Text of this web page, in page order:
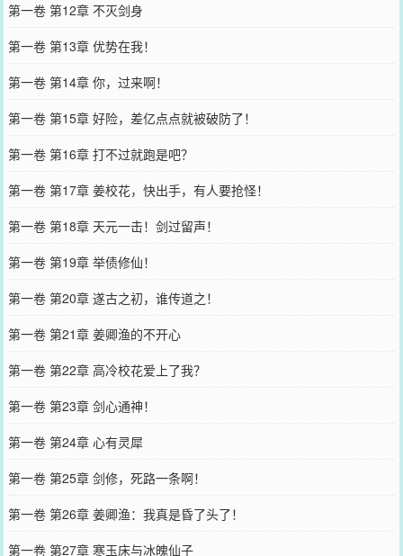
第一卷 第12章 不灭剑身
第一卷 第13章 优势在我！
第一卷 第14章 你，过来啊！
第一卷 第15章 好险，差亿点点就被破防了！
第一卷 第16章 打不过就跑是吧？
第一卷 第17章 姜校花，快出手，有人要抢怪！
第一卷 第18章 天元一击！剑过留声！
第一卷 第19章 举债修仙！
第一卷 第20章 遂古之初，谁传道之！
第一卷 第21章 姜卿渔的不开心
第一卷 第22章 高冷校花爱上了我？
第一卷 第23章 剑心通神！
第一卷 第24章 心有灵犀
第一卷 第25章 剑修，死路一条啊！
第一卷 第26章 姜卿渔：我真是昏了头了！
第一卷 第27章 寒玉床与冰魄仙子